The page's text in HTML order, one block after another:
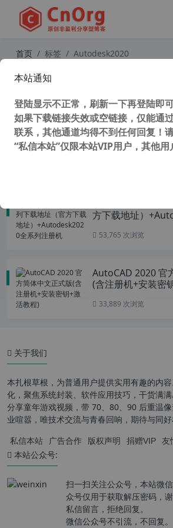
首页 标签 Autodesk2020
位
方下载地址）
53,765 次浏览
AutoCAD 2020 官
(含注册机+安装密
33,889 次浏览
关于我们
本扎根草根，为普通用户提供实用有趣的内
化，聚焦系统封装、软件应用技巧，干货满
分享童年游戏视频，带 70、80、90 后重温
业喧嚣，唯技术交流与青春回响，期待与同
私信本站 广告合作 版权声明 捐赠VIP 友
本站公众号:
扫一扫关注公众号，本站微
众号仅用于获取解压密码，
私信留言，拒绝回复。
微信公众号不引流，不回复。
本站通知
登陆显示不正常，刷新一下再登陆即
如果下载链接失效或空链接，仅能通
联系，其他通道均得不到任何回复！
“私信本站”仅限本站VIP用户，其他